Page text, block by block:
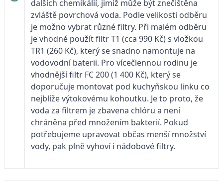
dalších chemikálií, jimiž může být znečištěna
zvláště povrchová voda. Podle velikosti odběru
je možno vybrat různé filtry. Při malém odběru
je vhodné použít filtr T1 (cca 990 Kč) s vložkou
TR1 (260 Kč), který se snadno namontuje na
vodovodní baterii. Pro vícečlennou rodinu je
vhodnější filtr FC 200 (1 400 Kč), který se
doporučuje montovat pod kuchyňskou linku co
nejblíže výtokovému kohoutku. Je to proto, že
voda za filtrem je zbavena chlóru a není
chráněna před množením bakterií. Pokud
potřebujeme upravovat občas menší množství
vody, pak plně vyhoví i nádobové filtry.